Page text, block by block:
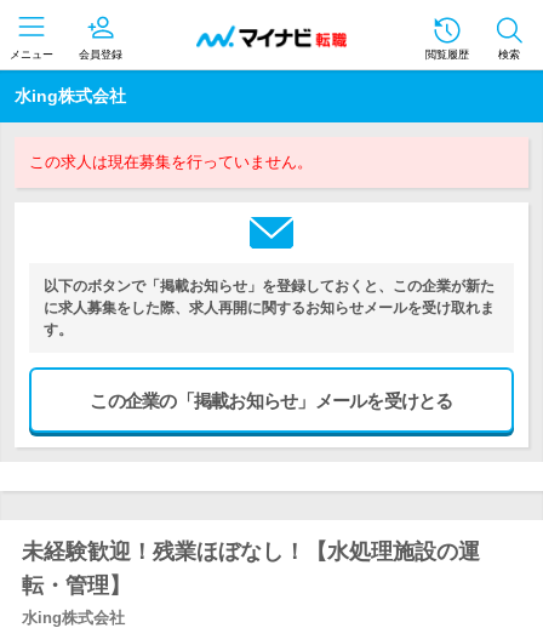
メニュー 会員登録 閲覧履歴 検索
水ing株式会社
この求人は現在募集を行っていません。
以下のボタンで「掲載お知らせ」を登録しておくと、この企業が新た
に求人募集をした際、求人再開に関するお知らせメールを受け取れま
す。
この企業の「掲載お知らせ」メールを受けとる
未経験歓迎！残業ほぼなし！【水処理施設の運
転・管理】
水ing株式会社